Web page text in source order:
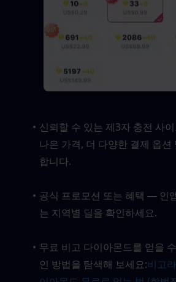
신뢰할 수 있는 제3자 충전 사
나은 가격, 더 다양한 결제 옵
합니다.
공식 프로모션 또는 혜택 — 인
는 지역별 딜을 확인하세요.
무료 비고 다이아몬드를 얻을
인 방법을 탐색해 보세요:비고